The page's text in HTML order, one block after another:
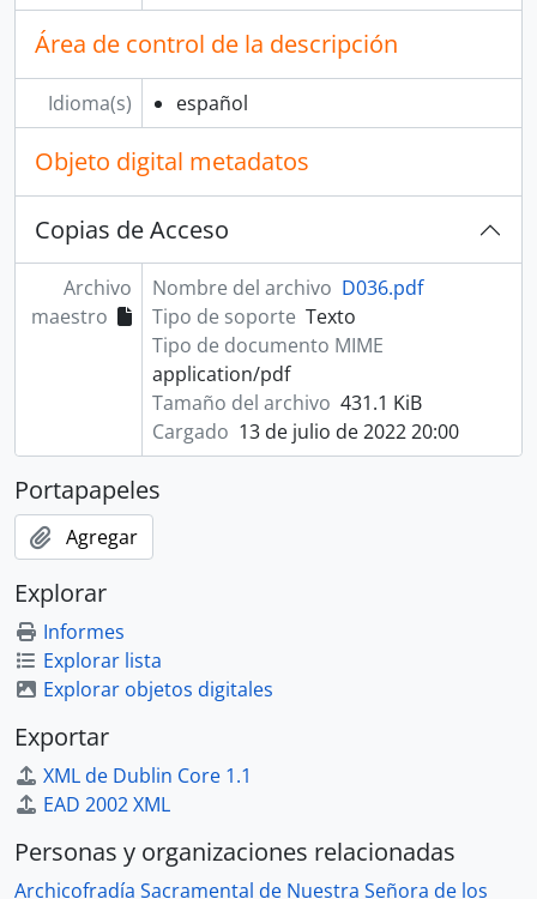
Área de control de la descripción
Idioma(s) español
Objeto digital metadatos
Copias de Acceso
Archivo
maestro
Nombre del archivo D036.pdf
Tipo de soporte Texto
Tipo de documento MIME
application/pdf
Tamaño del archivo 431.1 KiB
Cargado 13 de julio de 2022 20:00
Portapapeles
Agregar
Explorar
Informes
Explorar lista
Explorar objetos digitales
Exportar
XML de Dublin Core 1.1
EAD 2002 XML
Personas y organizaciones relacionadas
Archicofradía Sacramental de Nuestra Señora de los